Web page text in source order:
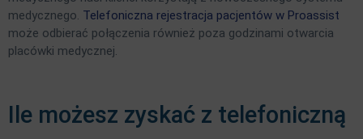
medycznego. Telefoniczna rejestracja pacjentów w Proassist
może odbierać połączenia również poza godzinami otwarcia
placówki medycznej.
Ile możesz zyskać z telefoniczną